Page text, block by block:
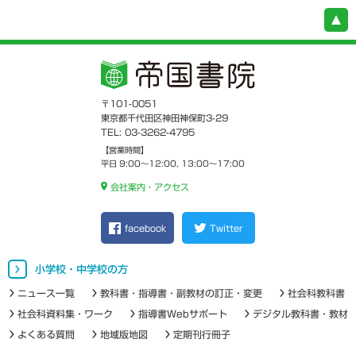
〒101-0051
東京都千代田区神田神保町3-29
TEL: 03-3262-4795
【営業時間】
平日 9:00～12:00, 13:00～17:00
会社案内・アクセス
facebook Twitter
小学校・中学校の方
ニュース一覧 教科書・指導書・副教材の訂正・変更 社会科教科書
社会科資料集・ワーク 指導書Webサポート デジタル教科書・教材
よくある質問 地域版地図 定期刊行冊子